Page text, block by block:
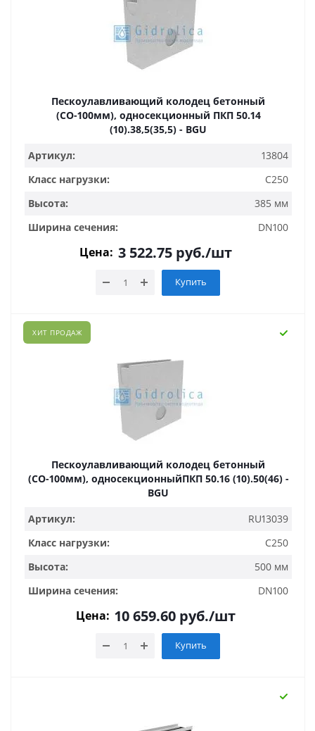
Пескоулавливающий колодец бетонный
(СО-100мм), односекционный ПКП 50.14
(10).38,5(35,5) - BGU
Артикул:
13804
Класс нагрузки:
C250
Высота:
385 мм
Ширина сечения:
DN100
Цена: 3 522.75 руб./шт
Купить
ХИТ ПРОДАЖ
Пескоулавливающий колодец бетонный
(СО-100мм), односекционныйПКП 50.16 (10).50(46) -
BGU
Артикул:
RU13039
Класс нагрузки:
C250
Высота:
500 мм
Ширина сечения:
DN100
Цена: 10 659.60 руб./шт
Купить